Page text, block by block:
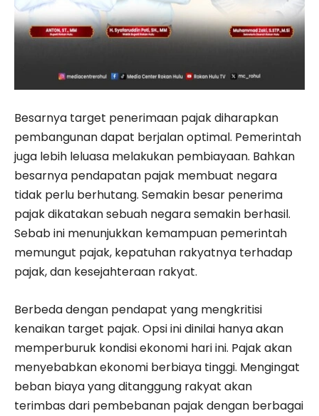
Besarnya target penerimaan pajak diharapkan
pembangunan dapat berjalan optimal. Pemerintah
juga lebih leluasa melakukan pembiayaan. Bahkan
besarnya pendapatan pajak membuat negara
tidak perlu berhutang. Semakin besar penerima
pajak dikatakan sebuah negara semakin berhasil.
Sebab ini menunjukkan kemampuan pemerintah
memungut pajak, kepatuhan rakyatnya terhadap
pajak, dan kesejahteraan rakyat.
Berbeda dengan pendapat yang mengkritisi
kenaikan target pajak. Opsi ini dinilai hanya akan
memperburuk kondisi ekonomi hari ini. Pajak akan
menyebabkan ekonomi berbiaya tinggi. Mengingat
beban biaya yang ditanggung rakyat akan
terimbas dari pembebanan pajak dengan berbagai